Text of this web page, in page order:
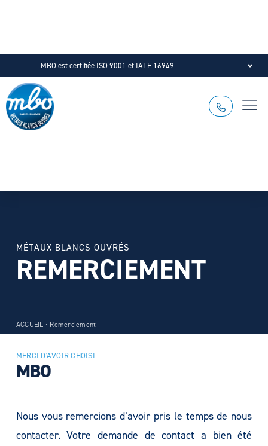
MBO est certifiée ISO 9001 et IATF 16949
MÉTAUX BLANCS OUVRÉS
REMERCIEMENT
ACCUEIL • Remerciement
MERCI D'AVOIR CHOISI
MBO
Nous vous remercions d’avoir pris le temps de nous
contacter. Votre demande de contact a bien été